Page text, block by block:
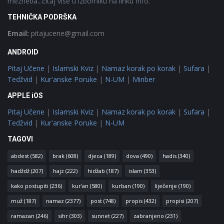
TEHNIČKA PODRŠKA
Email: pitajucene@gmail.com
ANDROID
Pitaj Učene | Islamski Kviz | Namaz korak po korak | Sufara |
Tedžvid | Kur'anske Poruke | N-UM | Minber
APPLE iOS
Pitaj Učene | Islamski Kviz | Namaz korak po korak | Sufara |
Tedžvid | Kur'anske Poruke | N-UM
TAGOVI
abdest (582) brak (608) djeca (189) dova (490) hadis (340)
hadždž (207) hajz (222) hidžab (187) islam (353)
kako postupiti (236) kur'an (580) kurban (190) liječenje (190)
muž (187) namaz (2377) post (748) propis (432) propisi (207)
ramazan (246) sihr (303) sunnet (227) zabranjeno (231)